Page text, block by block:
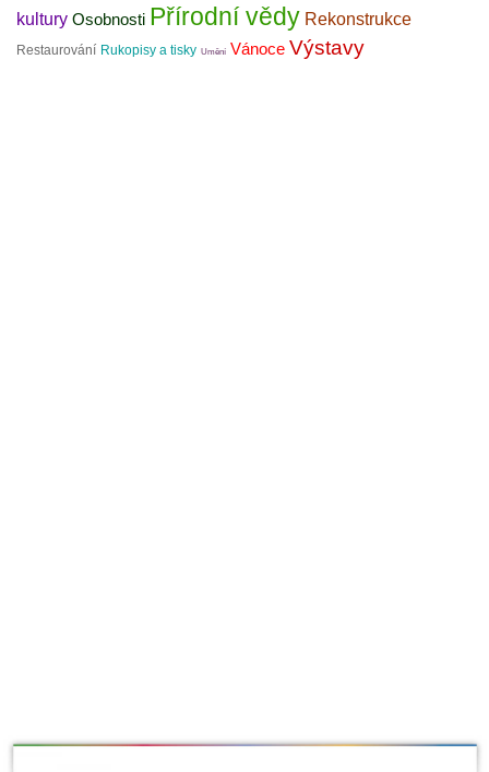
kultury Osobnosti Přírodní vědy Rekonstrukce
Restaurování Rukopisy a tisky Umění Vánoce Výstavy